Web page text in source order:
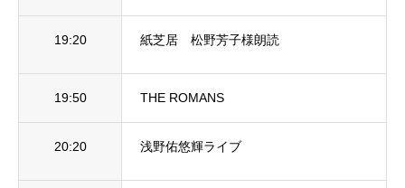
19:20 紙芝居 松野芳子様朗読
19:50 THE ROMANS
20:20 浅野佑悠輝ライブ